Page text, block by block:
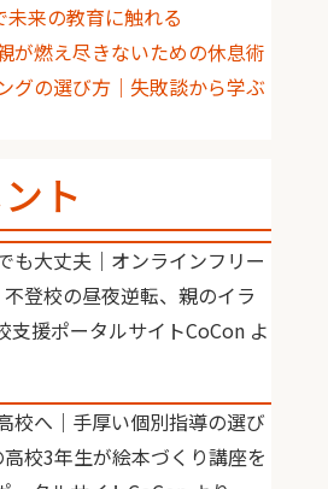
来の教育に触れる
が燃え尽きないための休息術
グの選び方｜失敗談から学ぶ
ト
も大丈夫｜オンラインフリー
不登校の昼夜逆転、親のイラ
支援ポータルサイトCoCon よ
校へ｜手厚い個別指導の選び
校3年生が絵本づくり講座を